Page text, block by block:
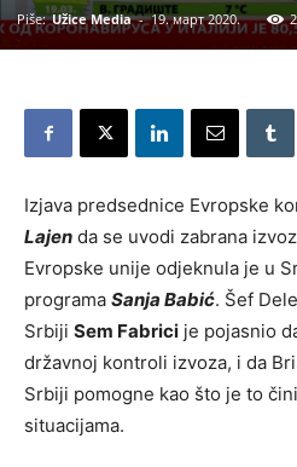
Piše: Užice Media - 19. март 2020.
Izjava predsednice Evropske
Lajen da se uvodi zabrana
Evropske unije odjeknula je u
programa Sanja Babić. Šef
Srbiji Sem Fabrici je pojasnio
državnoj kontroli izvoza, i da
Srbiji pomogne kao što je to
situacijama.